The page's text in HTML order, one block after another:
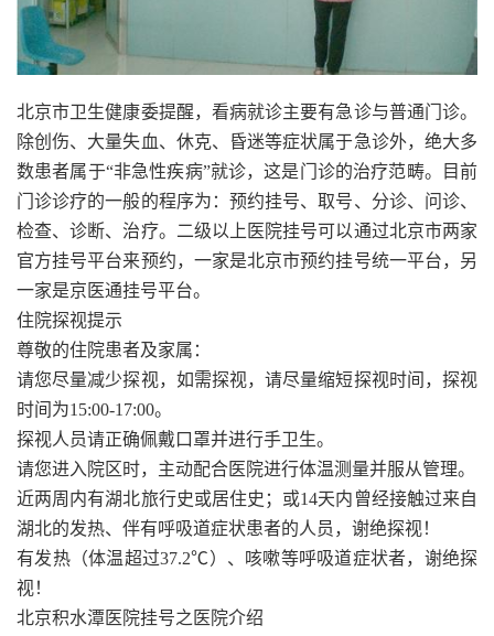
北京市卫生健康委提醒，看病就诊主要有急诊与普通门诊。
除创伤、大量失血、休克、昏迷等症状属于急诊外，绝大多
数患者属于“非急性疾病”就诊，这是门诊的治疗范畴。目前
门诊诊疗的一般的程序为：预约挂号、取号、分诊、问诊、
检查、诊断、治疗。二级以上医院挂号可以通过北京市两家
官方挂号平台来预约，一家是北京市预约挂号统一平台，另
一家是京医通挂号平台。
住院探视提示
尊敬的住院患者及家属：
请您尽量减少探视，如需探视，请尽量缩短探视时间，探视
时间为15:00-17:00。
探视人员请正确佩戴口罩并进行手卫生。
请您进入院区时，主动配合医院进行体温测量并服从管理。
近两周内有湖北旅行史或居住史；或14天内曾经接触过来自
湖北的发热、伴有呼吸道症状患者的人员，谢绝探视！
有发热（体温超过37.2℃）、咳嗽等呼吸道症状者，谢绝探
视！
北京积水潭医院挂号之医院介绍